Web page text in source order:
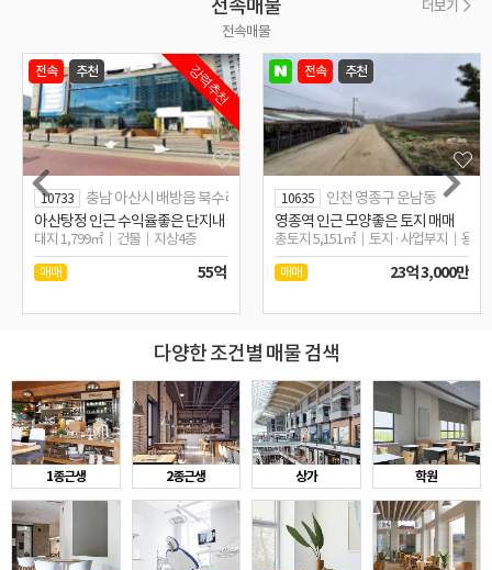
전속매물
더보기
전속매물
페,주택
2,1F
강력추천
전속 추천
10733
충남 아산시 배방읍 북수리
아산탕정 인근 수익율좋은 단지내 및 학교인근 근생상가
대지 1,799㎡ 건물 지상4층
매매 55억
전속 추천
10635
인천 영종구 운남동
영종역 인근 모양좋은 토지 매매
총토지 5,151㎡ 토지·사업부지 용도
매매 23억 3,000만
다양한 조건별 매물 검색
1종근생 2종근생 상가 학원